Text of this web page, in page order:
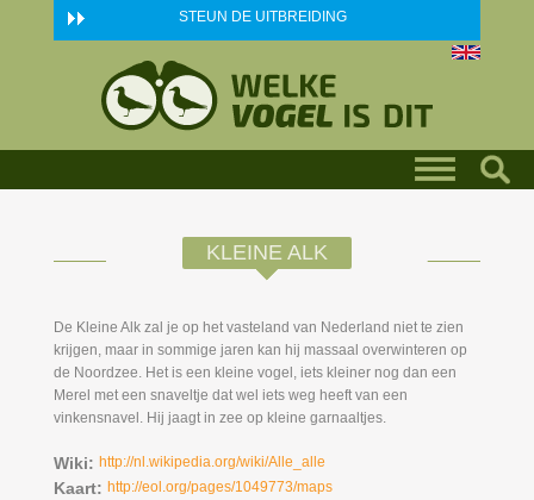
Skip to main content STEUN DE UITBREIDING
KLEINE ALK
De Kleine Alk zal je op het vasteland van Nederland niet te zien
krijgen, maar in sommige jaren kan hij massaal overwinteren op
de Noordzee. Het is een kleine vogel, iets kleiner nog dan een
Merel met een snaveltje dat wel iets weg heeft van een
vinkensnavel. Hij jaagt in zee op kleine garnaaltjes.
Wiki: http://nl.wikipedia.org/wiki/Alle_alle
Kaart: http://eol.org/pages/1049773/maps